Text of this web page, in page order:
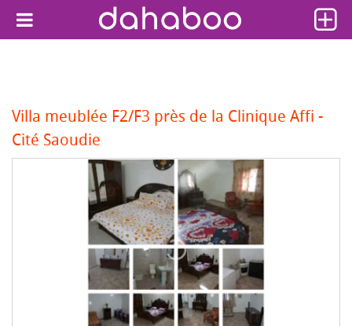
Villa meublée F2/F3 près de la Clinique Affi -
Cité Saoudie